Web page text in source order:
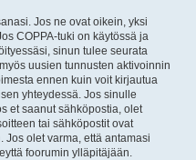
Jos ne ovat oikein, yksi
COPPA-tuki on käytössä ja
sinun tulee seurata
uusien tunnusten aktivoinnin
ennen kuin voit kirjautua
yhteydessä. Jos sinulle
et saanut sähköpostia, olet
tai sähköpostit ovat
olet varma, että antamasi
foorumin ylläpitäjään.